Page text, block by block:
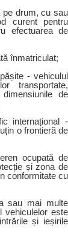
drum, cu sau
curent pentru
efectuarea de
înmatriculat;
- vehiculul
transportate,
de
internațional -
o frontieră de
ocupată de
și zona de
conformitate cu
sau mai multe
vehiculelor este
și ieșirile